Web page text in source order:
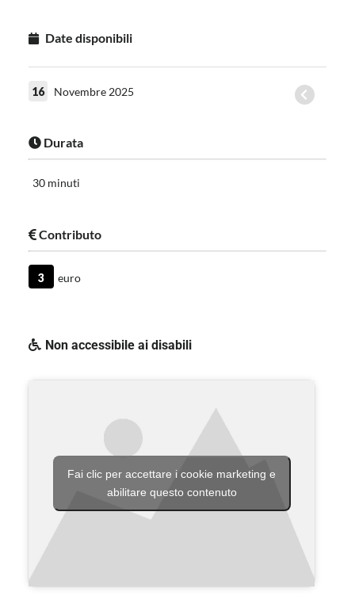
Date disponibili
16 Novembre 2025
Durata
30 minuti
Contributo
3 euro
Non accessibile ai disabili
Fai clic per accettare i cookie marketing e
abilitare questo contenuto